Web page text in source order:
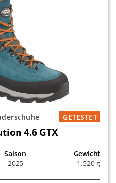
GETESTET
4.6 GTX
Saison
2025
Gewicht
1.520 g